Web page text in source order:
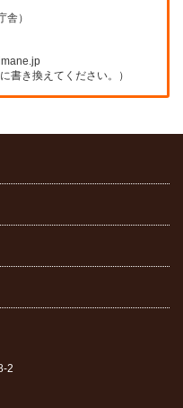
）
書き換えてください。）
2